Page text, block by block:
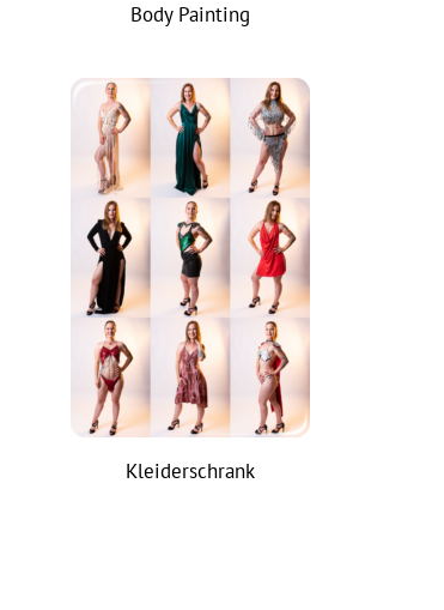
Body Painting
Kleiderschrank